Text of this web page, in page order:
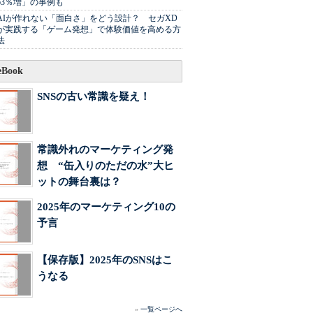
％増」の事例も
が作れない「面白さ」をどう設計？ セガXD
実践する「ゲーム発想」で体験価値を高める方
SNSの古い常識を疑え！
常識外れのマーケティング発
想 “缶入りのただの水”大ヒ
ットの舞台裏は？
2025年のマーケティング10の
予言
【保存版】2025年のSNSはこ
うなる
» 一覧ページへ